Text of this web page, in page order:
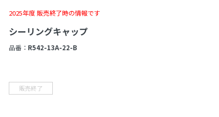
2025年度 販売終了時の情報です
シーリングキャップ
品番： R542-13A-22-B
販売終了